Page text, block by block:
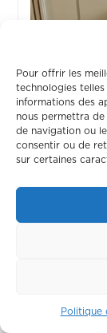
Pour offrir les
technologies
informations des
nous permettra
de navigation ou
consentir ou de
sur certaines
Politique